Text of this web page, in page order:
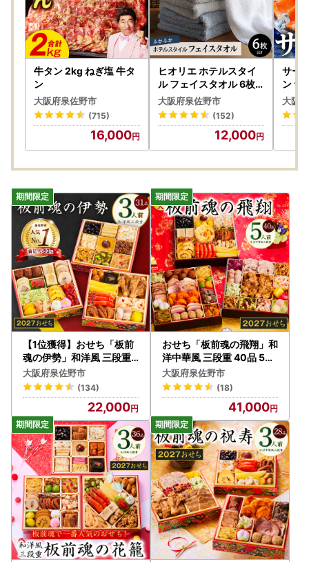
さい。
▼申込後（お届け前）
返礼品の発送時には、ご登録のメールアドレス宛てに発送開
始案内のメールをお送りしております。
寄附者様のご都合により返礼品が発送元事業者へ返品された
場合は再送いたしかねますので、お早めにお受け取りいただ
きますようお願いいたします。
また、返礼品のお届け先変更をご希望の方は、下記のお問い
合わせ先までご連絡いただきますようお願いいたします。
なお、返礼品の発送準備中のためご連絡いただくタイミング
ご了承ください。
▼お届け後
返礼品のお受け取り後はすぐに中身や状態をご確認いただ
き、万が一不具合等がございましたら、大変お手数ではござ
いますがお問い合わせ先まで画像を添付の上ご連絡いただき
ますようお願い申し上げます。
なお、お受け取りからお日にちが経過した後のご連絡につき
ましては対応いたしかねる場合がございますのであらかじめ
ご了承ください。
■ワンストップ特例申請についてのご案内■
泉佐野市では、寄附者様のワンストップ特例申請のお手続き
の負担を軽減するために、公的個人認証アプリ「IAM」を利
用したスマートフォンで申請が完結する方法がご利用いただ
けます。申請書の作成や返送が不要のため手間のかかるお手
続きを大幅に減らすことができますので、マイナンバーカー
ドをお持ちの方は是非ともご活用いただけますと幸いです。
詳細につきましては、ご寄附いただいた後にお送りするワン
ストップ特例申請書類をご確認ください。
なお、従来通りの「書類郵送による申請」も引き続きご利用
いただけます。
ワンストップ特例申請の受付完了後には、ご登録のメールア
ドレス宛てに受付完了通知のメールをお送りしております。
なお、メールアドレスのご登録がない方へは、書面にてお送
りいたします。
▼大阪府泉佐野市「ふるまど」
牛タン 2kg ねぎ塩 牛タ
ン
大阪府泉佐野市
(715)
16,000
ヒオリエ ホテルスタイ
ル フェイスタオル 6枚
タオル
大阪府泉佐野市
(152)
12,000
サー
ン サ
大阪
【1位獲得】おせち「板前
魂の伊勢」和洋風 三段重
6.5寸 31品 3人前 おせち
大阪府泉佐野市
(134)
22,000
おせち「板前魂の飛翔」和
洋中華風 三段重 40品 5人
前 特大 8.5寸【年内発送】
大阪府泉佐野市
(18)
41,000